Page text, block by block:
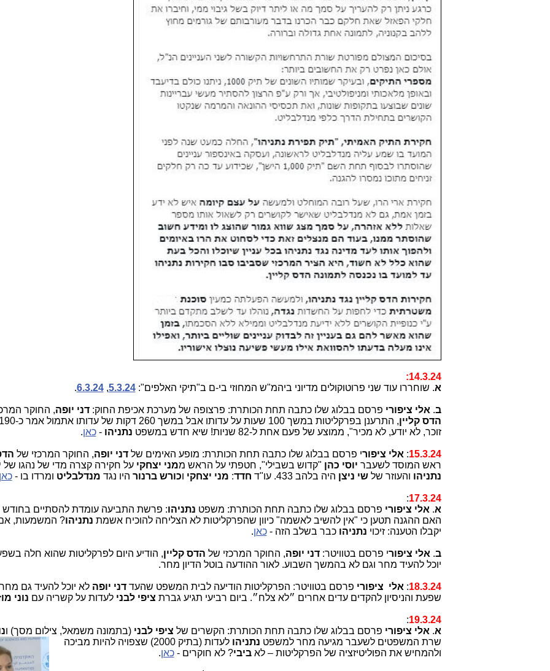
14.3.24:
א. שוחררו עוד שני פרוטוקולים מדיוני ביהמ"ש המחוזי בי-ם ב"תיקי האלפים":5.3.24
,
6.3.24
.
ב. אלי ציפורי פרסם בבלוג שלו כתבה תחת הכותרת: פרצופה של מערכת אכיפת החוק:דני יופה, החוקר
הדס קליין
זוכר, לא יודע, לא מכיר", ממוצע של פעם אחת ל-82 שניות! שיא חדש במשפט
נתניהו -כאן.
15.3.24
: אלי ציפורי פרסם בבלוג שלו כתבה תחת הכותרת: מופע האימים שלדני יופה, החוקר המרכזי של
ראש המוסד לשעבר יוסי כהן "קדוש בשבילי", חטפתי על הראש ממני יצחקי על חקירה קצרה מדי של נהגו של
נתניהו והעוזר של שי ניצן היה בלהב 433. עו"ד חדד: מני יצחקי וכורש ברנור היו נגד מנדלבליט ומרדו בו -כאן
17.3.24
:
א. אלי ציפורי פרסם בבלוג שלו כתבה תחת הכותרת: משפט נתניהו
האם ההגנה תטען כי "אין להשיב לאשמה" כיוון שהפרקליטות לא הצליחה להוכיח אשמת נתניהו? המשמעות,
יקבלו הטענה: זיכוי נתניהוכבר בשלב הזה -כאן.
ב. אלי ציפורי פרסם בטוויטר:דני יופה, החוקר המרכזי של הדס קליין, הודיע היום לפרקליטות שהוא חלה
יוכל להעיד מחר וגם לא בהמשך השבוע. לאור ההודעה בוטל הדיון מחר.
18.3.24
: אלי ציפורי פרסם בטוויטר: הפרקליטות הודיעה לבית המשפט שהעדדני יופה לא יוכל להעיד גם
שפעת והניסיון להקדים עדים אחרים ״לא צלח״. ביום רביעי תגיע גברת ציפי לבני לעדות על קשריה עם נוני
19.3.24
:
א. אלי ציפורי פרסם בבלוג שלו כתבה תחת הכותרת: הקשרים של ציפי לבני (בתמונה משמאל, צילום מסך) ו
שרת המשפטים לשעבר מגיעה מחר למשפט נתניהו
לעדות (בתיק 2000) שצפויה להיות מביכה
ולהמחיש את הפוליטיזציה של הפרקליטות – לאביבי? לא חוקרים -כאן.